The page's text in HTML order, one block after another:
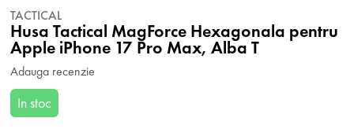
TACTICAL
Husa Tactical MagForce Hexagonala pentru
Apple iPhone 17 Pro Max, Alba T
Adauga recenzie
In stoc